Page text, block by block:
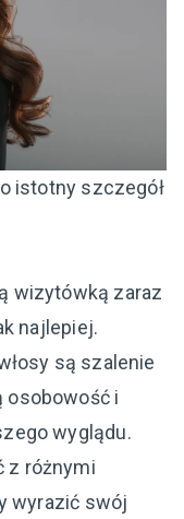
istotny szczegół
wizytówką zaraz
najlepiej.
są szalenie
osobowość i
wyglądu.
z różnymi
wyrazić swój